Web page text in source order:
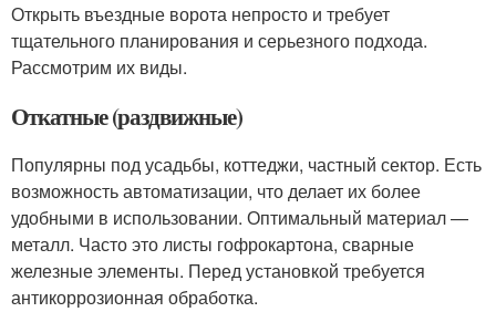
Открыть въездные ворота непросто и требует
тщательного планирования и серьезного подхода.
Рассмотрим их виды.
Откатные (раздвижные)
Популярны под усадьбы, коттеджи, частный сектор. Есть
возможность автоматизации, что делает их более
удобными в использовании. Оптимальный материал —
металл. Часто это листы гофрокартона, сварные
железные элементы. Перед установкой требуется
антикоррозионная обработка.